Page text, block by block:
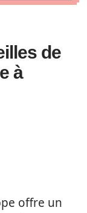
de
à
offre un